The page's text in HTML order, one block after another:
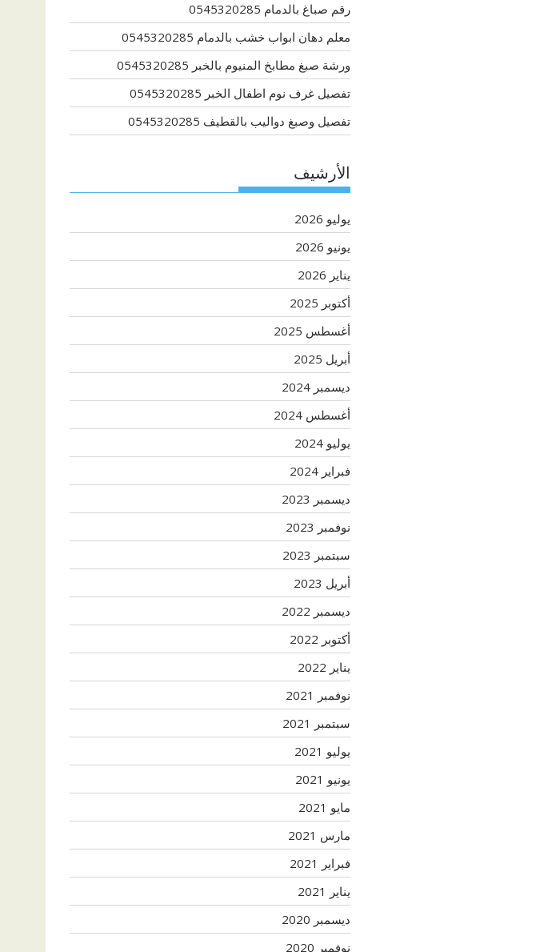
رقم صباغ بالدمام 0545320285
معلم دهان ابواب خشب بالدمام 0545320285
ورشة صبغ مطابخ المنيوم بالخبر 0545320285
تفصيل غرف نوم اطفال الخبر 0545320285
تفصيل وصبغ دواليب بالقطيف 0545320285
الأرشيف
يوليو 2026
يونيو 2026
يناير 2026
أكتوبر 2025
أغسطس 2025
أبريل 2025
ديسمبر 2024
أغسطس 2024
يوليو 2024
فبراير 2024
ديسمبر 2023
نوفمبر 2023
سبتمبر 2023
أبريل 2023
ديسمبر 2022
أكتوبر 2022
يناير 2022
نوفمبر 2021
سبتمبر 2021
يوليو 2021
يونيو 2021
مايو 2021
مارس 2021
فبراير 2021
يناير 2021
ديسمبر 2020
نوفمبر 2020